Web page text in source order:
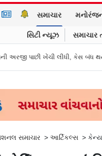
સમાચાર
સિટી ન્યૂઝ સમાચાર
પાછી ખેંચી લીધી, કેસ બંધ થયો
સમાચાર > આર્ટિકલ્સ >